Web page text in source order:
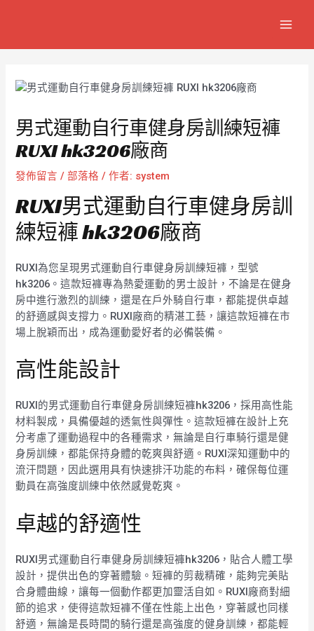
男式運動自行車健身房訓練短褲
RUXI hk3206廠商
發佈留言 /部落格 / 作者: system
RUXI男式運動自行車健身房訓
練短褲 hk3206廠商
RUXI為您呈現男式運動自行車健身房訓練短褲，型號
hk3206。這款短褲專為熱愛運動的男士設計，不論是在健身
房中進行激烈的訓練，還是在戶外騎自行車，都能提供卓越
的舒適感與支撐力。RUXI廠商的精湛工藝，讓這款短褲在市
場上脫穎而出，成為運動愛好者的必備裝備。
高性能設計
RUXI的男式運動自行車健身房訓練短褲hk3206，採用高性能
材料製成，具備優越的透氣性與彈性。這款短褲在設計上充
分考慮了運動過程中的各種需求，無論是自行車騎行還是健
身房訓練，都能保持身體的乾爽與舒適。RUXI深知運動中的
流汗問題，因此選用具有快速排汗功能的布料，確保每位運
動員在高強度訓練中依然感覺乾爽。
卓越的舒適性
RUXI男式運動自行車健身房訓練短褲hk3206，貼合人體工學
設計，提供出色的穿著體驗。短褲的剪裁精確，能夠完美貼
合身體曲線，讓每一個動作都更加靈活自如。RUXI廠商對細
節的追求，使得這款短褲不僅在性能上出色，穿著感也同樣
舒適，無論是長時間的騎行還是高強度的健身訓練，都能輕